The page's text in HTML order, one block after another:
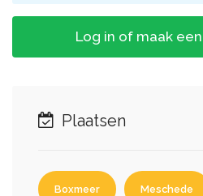
Log in of maak
Plaatsen
Boxmeer Meschede